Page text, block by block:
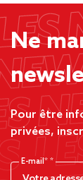
Ne
Pour être
privées,
E-mail*